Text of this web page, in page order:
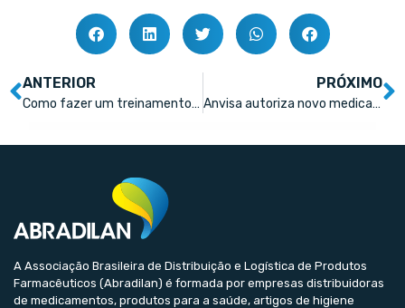
ANTERIOR
Como fazer um treinamento na farmácia gerar resultados
PRÓXIMO
Anvisa autoriza novo medicamento biológico para doenças respiratórias
A Associação Brasileira de Distribuição e Logística de Produtos
Farmacêuticos (Abradilan) é formada por empresas distribuidoras
de medicamentos, produtos para a saúde, artigos de higiene